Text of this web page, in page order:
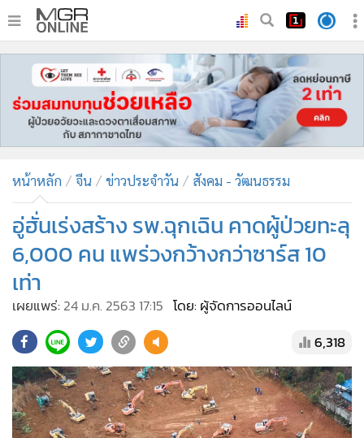
หน้าหลัก
ทันเหตุการณ์
• ภาคใต้
• บันเทิง
ผู้จัดการรายวัน
• คอลัมนิสต์
• ละคร
• CbizReview
• Cyber BIZ
• ผู้จัดกวน
• Good health & Well-being
• Green Innovation & SD
• Management & HR
หน้าหลัก จีน ข่าวประจำวัน สังคม - วัฒนธรรม
อู่ฮั่นเร่งสร้าง รพ.ฉุกเฉิน คาดผู้ป่วยทะลุ
6,000 คน แพร่วงกว้างกว่าซาร์ส 10
เท่า
เผยแพร่: 24 ม.ค. 2563 17:15 โดย: ผู้จัดการออนไลน์
6,318